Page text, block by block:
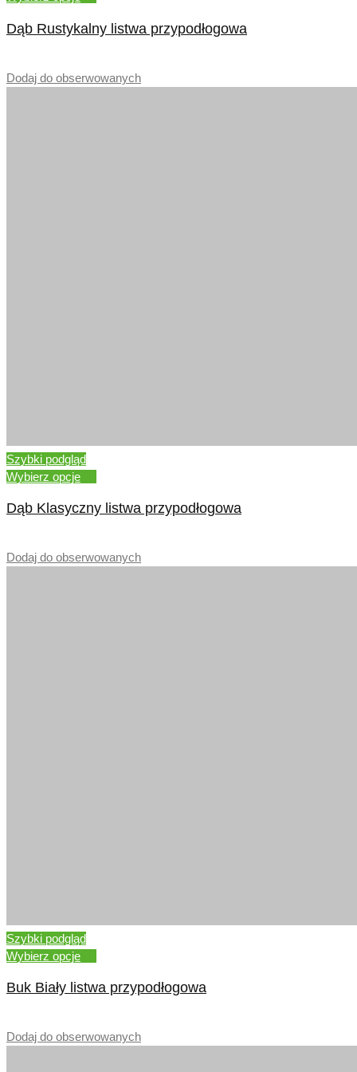
Dąb Rustykalny listwa przypodłogowa
Dodaj do obserwowanych
Szybki podgląd
Wybierz opcje
Dąb Klasyczny listwa przypodłogowa
Dodaj do obserwowanych
Szybki podgląd
Wybierz opcje
Buk Biały listwa przypodłogowa
Dodaj do obserwowanych